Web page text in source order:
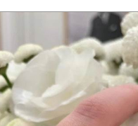
上一张